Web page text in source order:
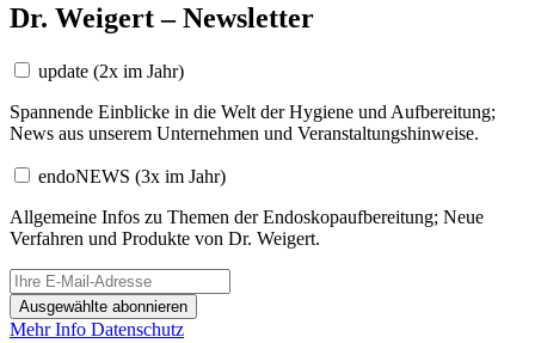
Dr. Weigert – Newsletter
update (2x im Jahr)
Spannende Einblicke in die Welt der Hygiene und Aufbereitung;
News aus unserem Unternehmen und Veranstaltungshinweise.
endoNEWS (3x im Jahr)
Allgemeine Infos zu Themen der Endoskopaufbereitung; Neue
Verfahren und Produkte von Dr. Weigert.
Ausgewählte abonnieren
Mehr Info Datenschutz